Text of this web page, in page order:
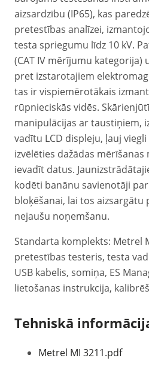
aizsardzību (IP65), kas
pretestības analīzei,
testa spriegumu līdz 10 kV.
(CAT IV mērījumu
pret izstarotajiem
tas ir vispiemērotākais
rūpnieciskās vidēs.
manipulācijas ar taustiņiem,
vadītu LCD displeju, ļauj
izvēlēties dažādas
ievadīt datus.
kodēti banānu savienotāji
bloķēšanai, lai tos aizsargātu
nejaušu noņemšanu.
Standarta komplekts: Metrel
pretestības testeris, testa
USB kabelis, somiņa, ES
lietošanas instrukcija,
Tehniskā
Metrel MI 3211.pdf